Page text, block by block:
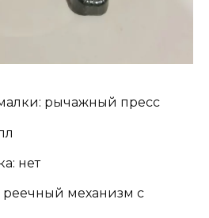
рычажный пресс
нет
реечный механизм с